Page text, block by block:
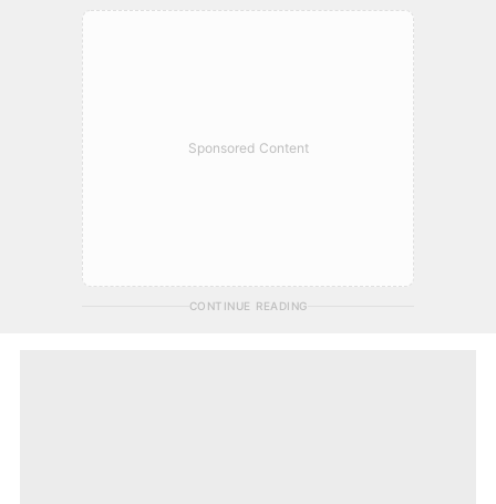
Sponsored Content
CONTINUE READING